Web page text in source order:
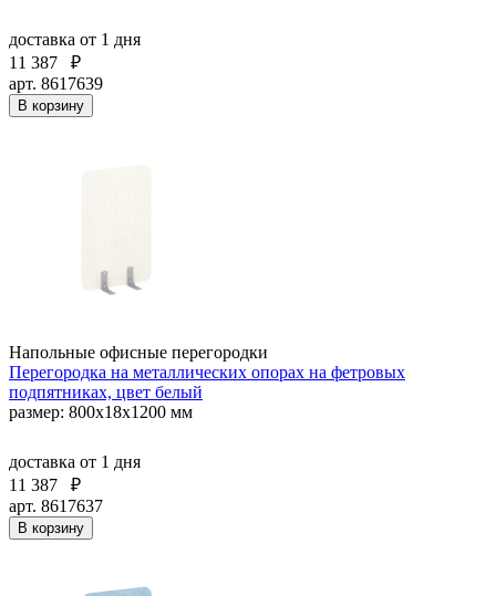
доставка от 1 дня
11 387
₽
арт. 8617639
В корзину
Напольные офисные перегородки
Перегородка на металлических опорах на фетровых
подпятниках, цвет белый
размер: 800x18x1200 мм
доставка от 1 дня
11 387
₽
арт. 8617637
В корзину